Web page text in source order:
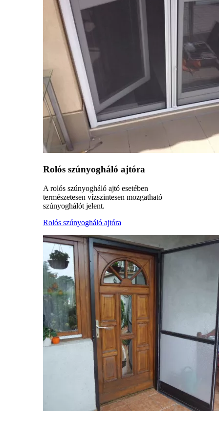
Rolós szúnyogháló ajtóra
A rolós szúnyogháló ajtó esetében
természetesen vízszintesen mozgatható
szúnyoghálót jelent.
Rolós szúnyogháló ajtóra